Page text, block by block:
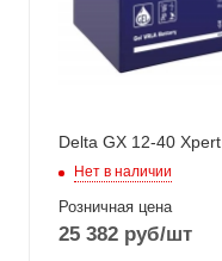
Delta GX 12-40 Xpert
Нет в наличии
Розничная цена
25 382руб/шт